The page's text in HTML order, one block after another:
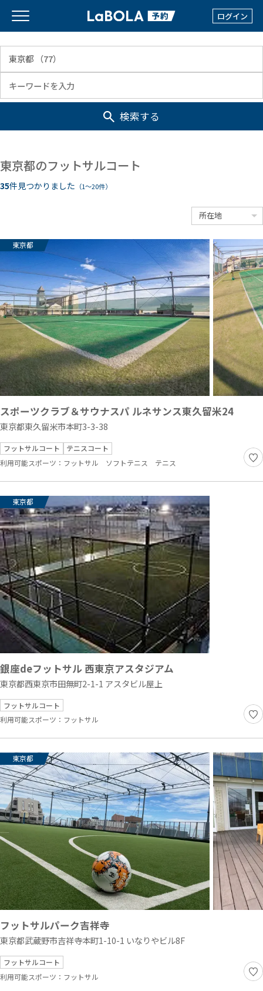
ログイン
検索する
東京都のフットサルコート
35件見つかりました （1〜20件）
東京都
スポーツクラブ＆サウナスパ ルネサンス東久留米24
東京都東久留米市本町3-3-38
フットサルコート
テニスコート
利用可能スポーツ： フットサル ソフトテニス テニス
東京都
銀座deフットサル 西東京アスタジアム
東京都西東京市田無町2-1-1 アスタビル屋上
フットサルコート
利用可能スポーツ： フットサル
東京都
フットサルパーク吉祥寺
東京都武蔵野市吉祥寺本町1-10-1 いなりやビル8F
フットサルコート
利用可能スポーツ： フットサル